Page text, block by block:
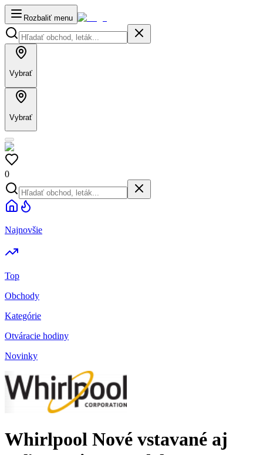
Rozbaliť menu
Vybrať
Vybrať
0
Najnovšie
Top
Obchody
Kategórie
Otváracie hodiny
Novinky
Whirlpool Nové vstavané aj